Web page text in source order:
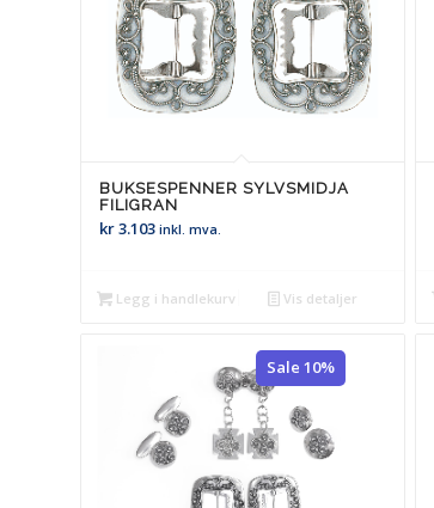
BUKSESPENNER SYLVSMIDJA
FILIGRAN
kr3.103 inkl. mva.
Legg i handlekurv Vis detaljer
Sale 10%